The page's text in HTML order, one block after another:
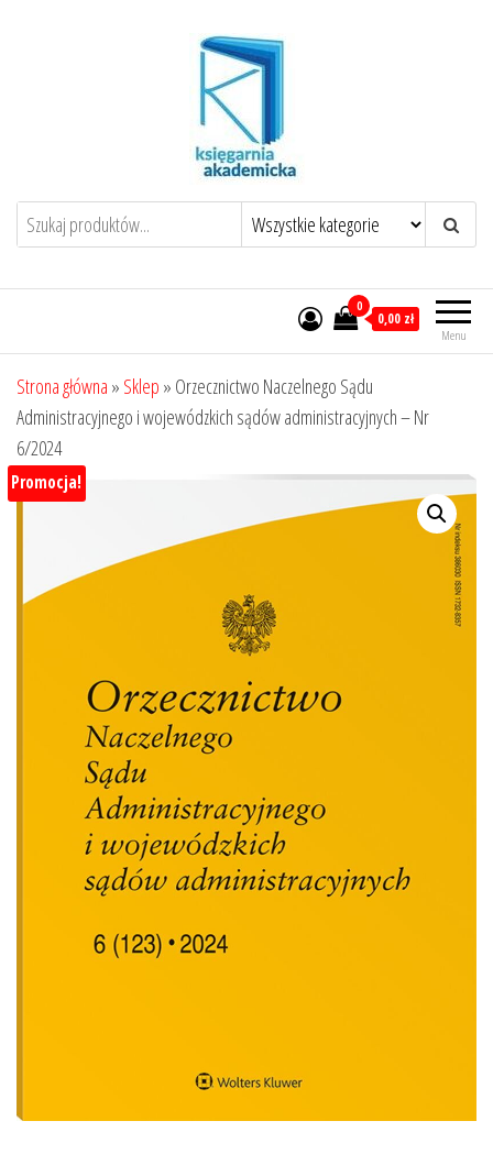
Menu
0
0,00 zł
Strona główna » Sklep » Orzecznictwo Naczelnego Sądu
Administracyjnego i wojewódzkich sądów administracyjnych – Nr
6/2024
Promocja!